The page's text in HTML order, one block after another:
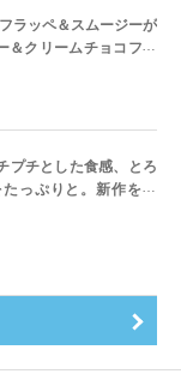
ラッペ＆スムージーが
＆クリームチョコフラ
月5日（水）から販売
プチとした食感、とろ
っぷりと。新作を含
場8月20日（木）スタ